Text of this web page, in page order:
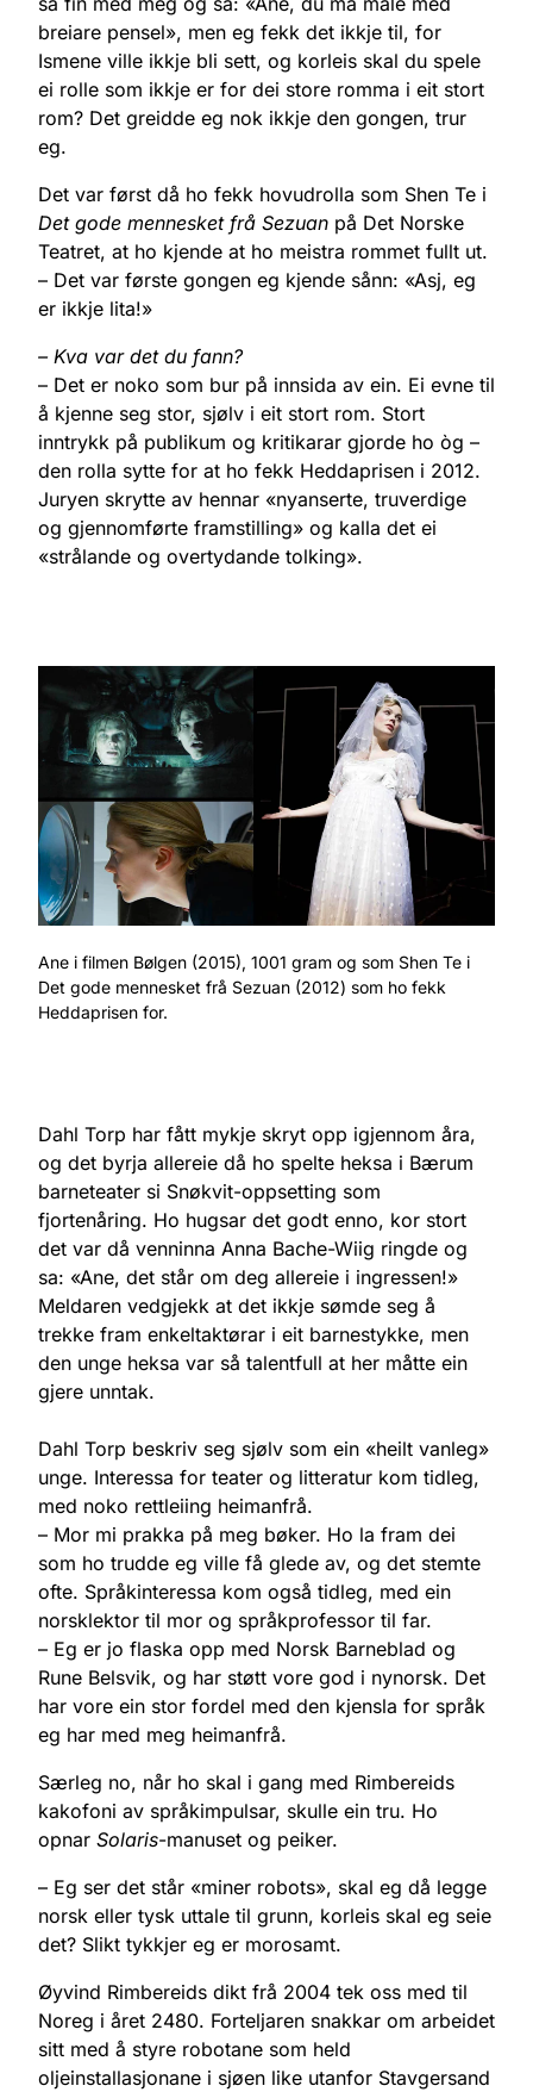
breiare pensel», men eg fekk det ikkje til, for
Ismene ville ikkje bli sett, og korleis skal du spele
ei rolle som ikkje er for dei store romma i eit stort
rom? Det greidde eg nok ikkje den gongen, trur
eg.
Det var først då ho fekk hovudrolla som Shen Te i
Det gode mennesket frå Sezuan på Det Norske
Teatret, at ho kjende at ho meistra rommet fullt ut.
– Det var første gongen eg kjende sånn: «Asj, eg
er ikkje lita!»
– Kva var det du fann?
– Det er noko som bur på innsida av ein. Ei evne til
å kjenne seg stor, sjølv i eit stort rom. Stort
inntrykk på publikum og kritikarar gjorde ho òg –
den rolla sytte for at ho fekk Heddaprisen i 2012.
Juryen skrytte av hennar «nyanserte, truverdige
og gjennomførte framstilling» og kalla det ei
«strålande og overtydande tolking».
Ane i filmen Bølgen (2015), 1001 gram og som Shen Te i
Det gode mennesket frå Sezuan (2012) som ho fekk
Heddaprisen for.
Dahl Torp har fått mykje skryt opp igjennom åra,
og det byrja allereie då ho spelte heksa i Bærum
barneteater si Snøkvit-oppsetting som
fjortenåring. Ho hugsar det godt enno, kor stort
det var då venninna Anna Bache-Wiig ringde og
sa: «Ane, det står om deg allereie i ingressen!»
Meldaren vedgjekk at det ikkje sømde seg å
trekke fram enkeltaktørar i eit barnestykke, men
den unge heksa var så talentfull at her måtte ein
gjere unntak.
Dahl Torp beskriv seg sjølv som ein «heilt vanleg»
unge. Interessa for teater og litteratur kom tidleg,
med noko rettleiing heimanfrå.
– Mor mi prakka på meg bøker. Ho la fram dei
som ho trudde eg ville få glede av, og det stemte
ofte. Språkinteressa kom også tidleg, med ein
norsklektor til mor og språkprofessor til far.
– Eg er jo flaska opp med Norsk Barneblad og
Rune Belsvik, og har støtt vore god i nynorsk. Det
har vore ein stor fordel med den kjensla for språk
eg har med meg heimanfrå.
Særleg no, når ho skal i gang med Rimbereids
kakofoni av språkimpulsar, skulle ein tru. Ho
opnar Solaris-manuset og peiker.
– Eg ser det står «miner robots», skal eg då legge
norsk eller tysk uttale til grunn, korleis skal eg seie
det? Slikt tykkjer eg er morosamt.
Øyvind Rimbereids dikt frå 2004 tek oss med til
Noreg i året 2480. Forteljaren snakkar om arbeidet
sitt med å styre robotane som held
oljeinstallasjonane i sjøen like utanfor Stavgersand